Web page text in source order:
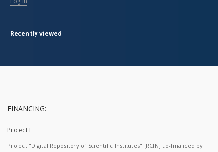
Recently viewed
FINANCING:
Project I
Project "Digital Repository of Scientific Institutes" [RCIN] co-financed by